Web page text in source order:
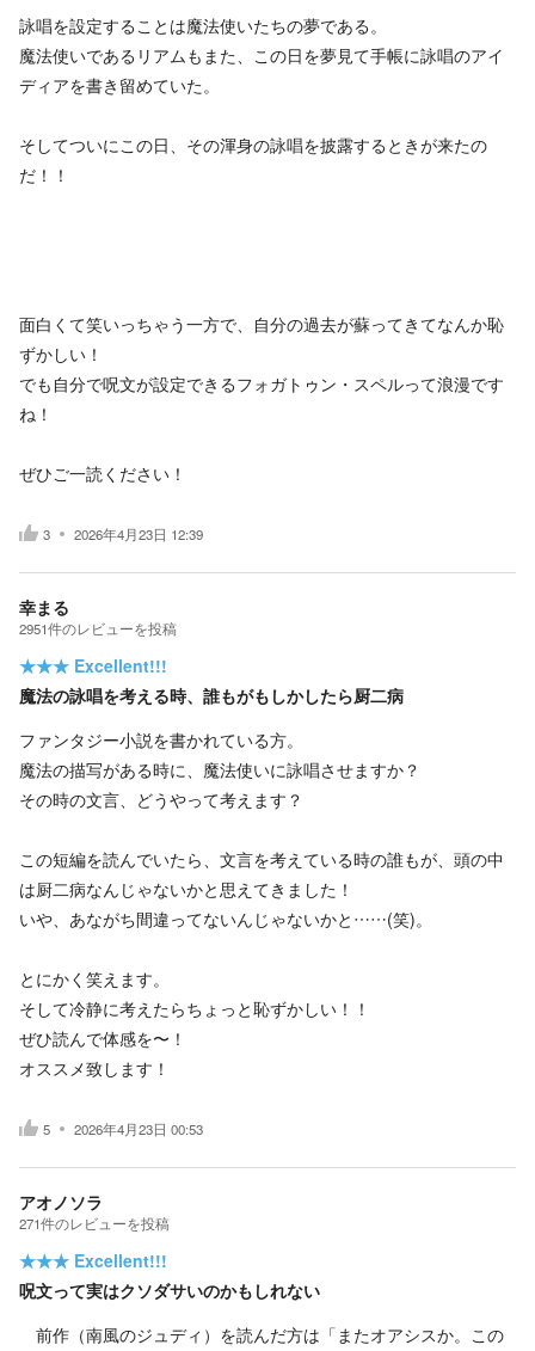
詠唱を設定することは魔法使いたちの夢である。
魔法使いであるリアムもまた、この日を夢見て手帳に詠唱のアイ
ディアを書き留めていた。
そしてついにこの日、その渾身の詠唱を披露するときが来たの
だ！！
面白くて笑いっちゃう一方で、自分の過去が蘇ってきてなんか恥
ずかしい！
でも自分で呪文が設定できるフォガトゥン・スペルって浪漫です
ね！
ぜひご一読ください！
3 2026年4月23日 12:39
幸まる
2951件のレビューを投稿
★★★ Excellent!!!
魔法の詠唱を考える時、誰もがもしかしたら厨二病
ファンタジー小説を書かれている方。
魔法の描写がある時に、魔法使いに詠唱させますか？
その時の文言、どうやって考えます？
この短編を読んでいたら、文言を考えている時の誰もが、頭の中
は厨二病なんじゃないかと思えてきました！
いや、あながち間違ってないんじゃないかと……(笑)。
とにかく笑えます。
そして冷静に考えたらちょっと恥ずかしい！！
ぜひ読んで体感を〜！
オススメ致します！
5 2026年4月23日 00:53
アオノソラ
271件のレビューを投稿
★★★ Excellent!!!
呪文って実はクソダサいのかもしれない
前作（南風のジュディ）を読んだ方は「またオアシスか。この